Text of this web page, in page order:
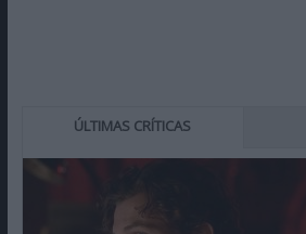
ÚLTIMAS CRÍTICAS